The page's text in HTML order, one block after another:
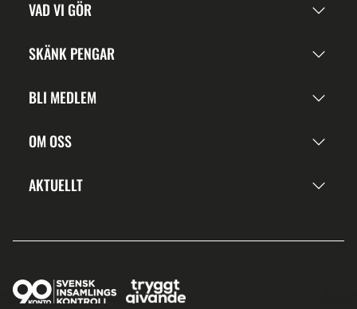
VAD VI GÖR
SKÄNK PENGAR
BLI MEDLEM
OM OSS
AKTUELLT